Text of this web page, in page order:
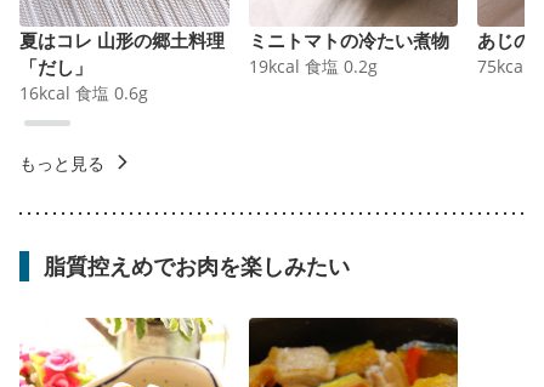
夏はコレ 山形の郷土料理
「だし」
16kcal 食塩 0.6g
ミニトマトの冷たい煮物
19kcal 食塩 0.2g
あじの
75kcal
もっと見る
脂質控えめでお肉を楽しみたい